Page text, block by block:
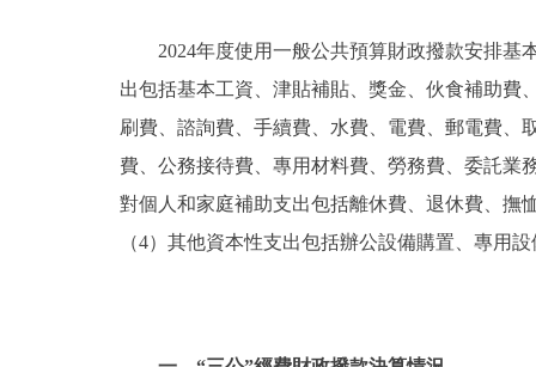
2024年度使用一般公共預算財政撥款安排基
出包括基本工資、津貼補貼、獎金、伙食補助費
刷費、諮詢費、手續費、水費、電費、郵電費、
費、公務接待費、專用材料費、勞務費、委託業
對個人和家庭補助支出包括離休費、退休費、撫
（4）其他資本性支出包括辦公設備購置、專用